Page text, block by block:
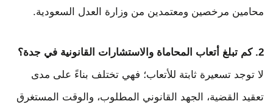
محامين مرخصين ومعتمدين من وزارة العدل السعودية.
2. كم تبلغ أتعاب المحاماة والاستشارات القانونية في جدة؟
لا توجد تسعيرة ثابتة للأتعاب؛ فهي تختلف بناءً على مدى
تعقيد القضية، الجهد القانوني المطلوب، والوقت المستغرق